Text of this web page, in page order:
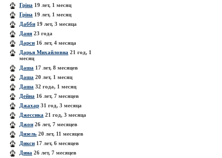
Гріна 19 лет, 1 месяц
Гріна 19 лет, 1 месяц
Дабби 19 лет, 3 месяца
Даня 23 года
Дарси 16 лет, 4 месяца
Дарья Михайловна 21 год, 1
месяц
Даша 17 лет, 8 месяцев
Даша 20 лет, 1 месяц
Даша 32 года, 1 месяц
Дейна 16 лет, 7 месяцев
Джахар 31 год, 3 месяца
Джессика 21 год, 3 месяца
Джон 26 лет, 7 месяцев
Дизель 20 лет, 11 месяцев
Дикси 17 лет, 6 месяцев
Дина 26 лет, 7 месяцев